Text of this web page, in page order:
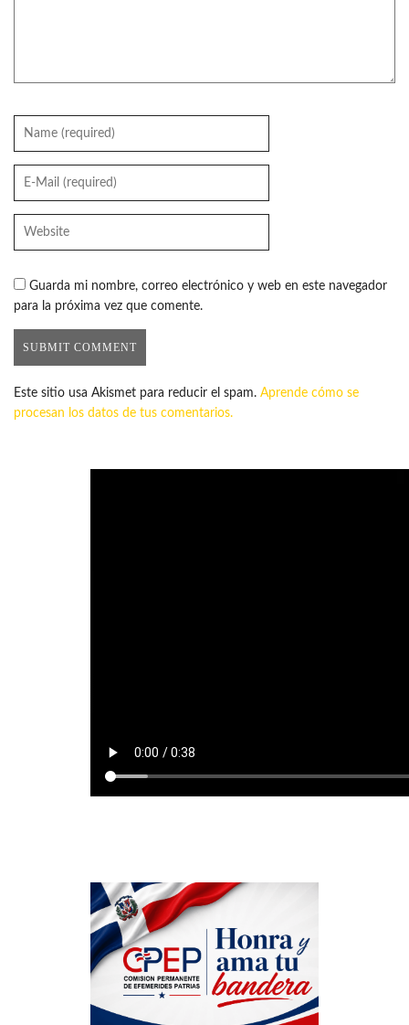
Guarda mi nombre, correo electrónico y web en este navegador
para la próxima vez que comente.
Este sitio usa Akismet para reducir el spam. Aprende cómo se
procesan los datos de tus comentarios.